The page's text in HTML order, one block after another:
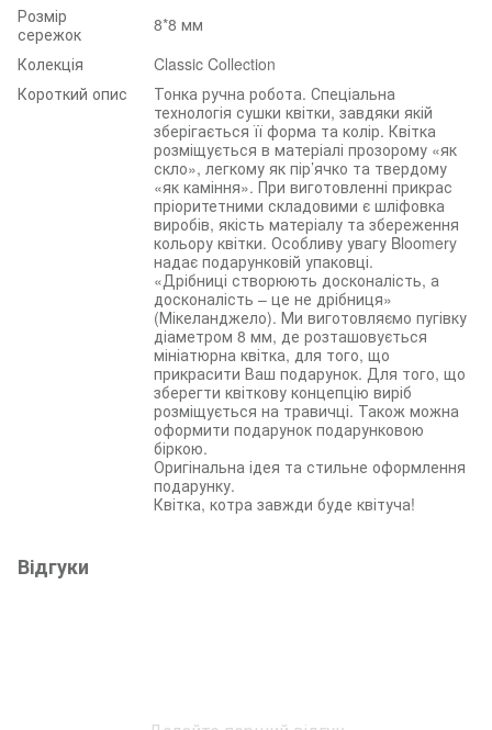
Розмір
сережок
8*8 мм
Колекція
Classic Collection
Короткий опис
Тонка ручна робота. Спеціальна
технологія сушки квітки, завдяки якій
зберігається її форма та колір. Квітка
розміщується в матеріалі прозорому «як
скло», легкому як пір’ячко та твердому
«як каміння». При виготовленні прикрас
пріоритетними складовими є шліфовка
виробів, якість матеріалу та збереження
кольору квітки. Особливу увагу Bloomery
надає подарунковій упаковці.
«Дрібниці створюють досконалість, а
досконалість – це не дрібниця»
(Мікеланджело). Ми виготовляємо пугівку
діаметром 8 мм, де розташовується
мініатюрна квітка, для того, що
прикрасити Ваш подарунок. Для того, що
зберегти квіткову концепцію виріб
розміщується на травичці. Також можна
оформити подарунок подарунковою
біркою.
Оригінальна ідея та стильне оформлення
подарунку.
Квітка, котра завжди буде квітуча!
Відгуки